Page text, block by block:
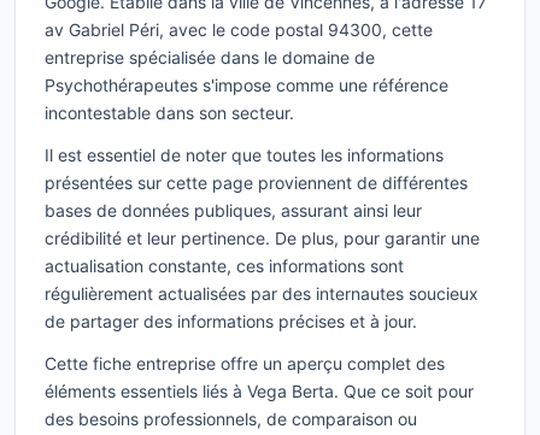
av Gabriel Péri, avec le code postal 94300, cette
entreprise spécialisée dans le domaine de
Psychothérapeutes s'impose comme une référence
incontestable dans son secteur.
Il est essentiel de noter que toutes les informations
présentées sur cette page proviennent de différentes
bases de données publiques, assurant ainsi leur
crédibilité et leur pertinence. De plus, pour garantir une
actualisation constante, ces informations sont
régulièrement actualisées par des internautes soucieux
de partager des informations précises et à jour.
Cette fiche entreprise offre un aperçu complet des
éléments essentiels liés à Vega Berta. Que ce soit pour
des besoins professionnels, de comparaison ou